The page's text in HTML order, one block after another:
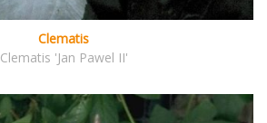
Clematis
Clematis 'Jan Pawel II'